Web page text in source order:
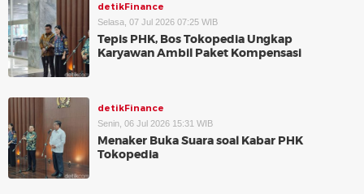
detikFinance
Selasa, 07 Jul 2026 07:25 WIB
Tepis PHK, Bos Tokopedia Ungkap
Karyawan Ambil Paket Kompensasi
detikFinance
Senin, 06 Jul 2026 15:31 WIB
Menaker Buka Suara soal Kabar PHK
Tokopedia